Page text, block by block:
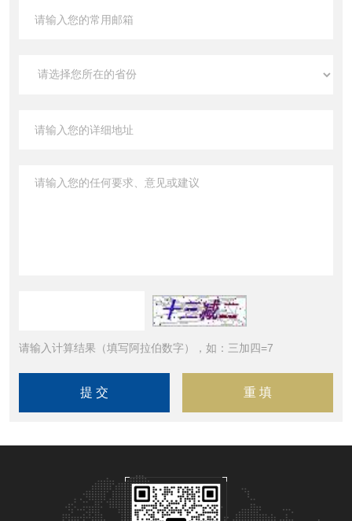
请输入计算结果（填写阿拉伯数字），如：三加四=7